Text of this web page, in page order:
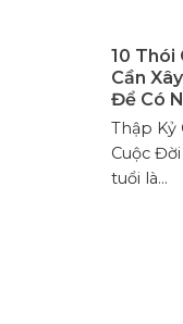
10 Thói
Cần
Để Có
Thập Kỷ
Cuộc
tuổi là...